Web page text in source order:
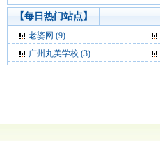
【每日热门站点】
老婆网 (9)
广州丸美学校 (3)